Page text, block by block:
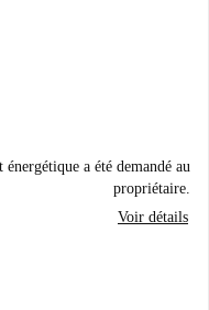
a été demandé au
propriétaire.
Voir détails